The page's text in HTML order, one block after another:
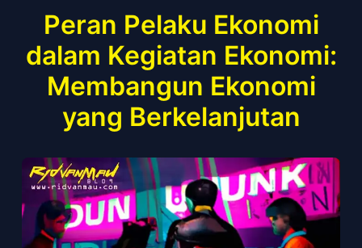
Peran Pelaku Ekonomi
dalam Kegiatan Ekonomi:
Membangun Ekonomi
yang Berkelanjutan